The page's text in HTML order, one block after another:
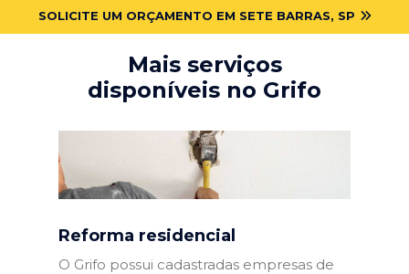
SOLICITE UM ORÇAMENTO EM SETE BARRAS, SP
Mais serviços
disponíveis no Grifo
Reforma residencial
O Grifo possui cadastradas empresas de